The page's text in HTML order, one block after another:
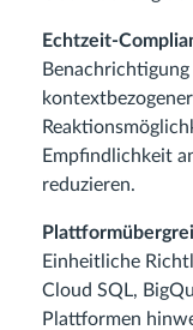
Empfindlichkeit
reduzieren.
Einheitliche
Cloud SQL,
Plattformen